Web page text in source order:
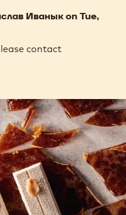
Иваныкon Tue,
contact